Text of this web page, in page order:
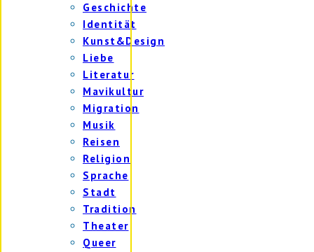
Geschichte
Identität
Kunst&Design
Liebe
Literatur
Mavikultur
Migration
Musik
Reisen
Religion
Sprache
Stadt
Tradition
Theater
Queer